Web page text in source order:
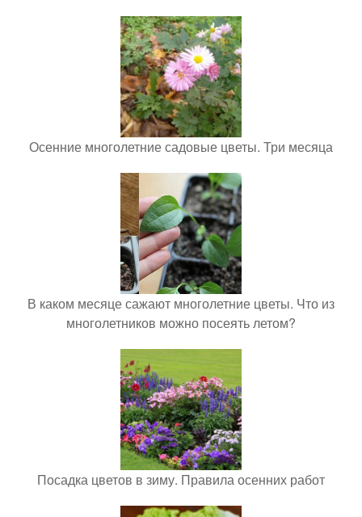
Осенние многолетние садовые цветы. Три месяца
В каком месяце сажают многолетние цветы. Что из
многолетников можно посеять летом?
Посадка цветов в зиму. Правила осенних работ